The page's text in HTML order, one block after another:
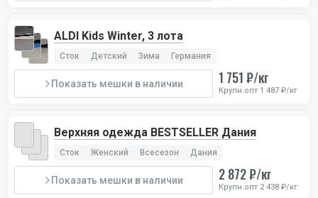
ALDI Kids Winter, 3 лота
Сток Детский Зима Германия
Показать мешки в наличии 1 751 ₽/кг
Крупн.опт 1 487 ₽/кг
Верхняя одежда BESTSELLER Дания
Сток Женский Всесезон Дания
Показать мешки в наличии 2 872 ₽/кг
Крупн.опт 2 438 ₽/кг